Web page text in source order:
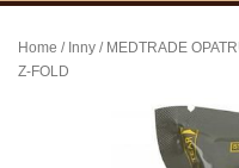
Home / Inny / MEDTRADE
Z-FOLD